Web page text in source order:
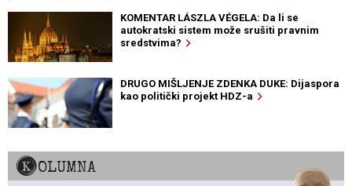
KOMENTAR LÁSZLA VÉGELA: Da li se
autokratski sistem može srušiti pravnim
sredstvima?
DRUGO MIŠLJENJE ZDENKA DUKE: Dijaspora
kao politički projekt HDZ-a
KOLUMNA